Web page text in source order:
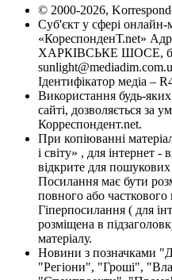
© 2000-2026,
Суб'єкт у сфері онлайн-
«КореспонденТ.net»
ХАРКІВСЬКЕ ШОСЕ,
Ідентифікатор медіа –
Використання будь-
сайті, дозволяється за
Корреспондент.net.
При копіюванні
і світу» , для інтернет
відкрите для
Посилання має бути
повного або часткового
Гіперпосилання ( для
розміщена в
матеріалу.
Новини з позначками
"Регіони", "Гроші",